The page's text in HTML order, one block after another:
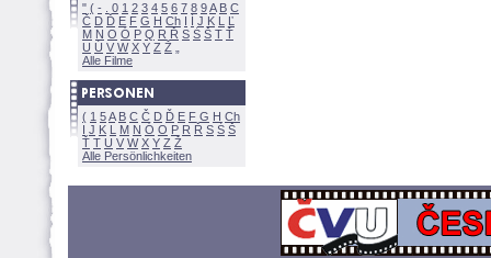
" ( - 0 1 2 3 4 5 6 7 8 9A B C
Č D Ď E F G H Ch I Í J K L
Ľ
M N O Ó P Q R Ř S Ś T Ť
U Ú V W X Y Z
Alle Filme
( 1 5A B C Č D Ď E F G H Ch
I J K L M N Ó O P R Ř S Ś
Ť T U V W X Y Z
Alle Persönlichkeiten